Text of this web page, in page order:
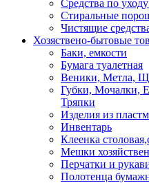
Средства по
Стиральные
Чистящие
Хозяствено-бытовые
Баки, емкости
Бумага туалетная
Веники, Метла,
Губки, Мочалки,
Тряпки
Изделия из
Инвентарь
Клеенка
Мешки
Перчатки и
Полотенца